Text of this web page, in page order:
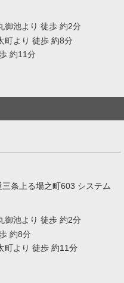
御池より 徒歩 約2分
町より 徒歩 約8分
約11分
条上る場之町603 システム
御池より 徒歩 約2分
約8分
町より 徒歩 約11分